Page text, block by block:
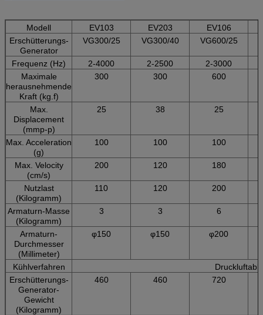
Modell EV103 EV203
EV106
Erschütterungs-
Generator
VG300/25 VG300/40 VG600/25
Frequenz (Hz) 2-4000 2-2500
2-3000
Maximale
herausnehmende
Kraft (kg.f)
300 300 600
Max.
Displacement
(mmp-p)
25 38 25
Max. Acceleration
(g)
100 100 100
Max. Velocity
(cm/s)
200 120 180
Nutzlast
(Kilogramm)
110 120 200
Armaturn-Masse
(Kilogramm)
3 3 6
Armaturn-
Durchmesser
(Millimeter)
φ150 φ150 φ200
Kühlverfahren
Erschütterungs-
Generator-
Gewicht
(Kilogramm)
460 460 720